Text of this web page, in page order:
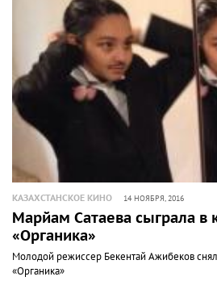
КАЗАХСТАНСКОЕ КИНО 14 НОЯБРЯ, 2016
Марйам Сатаева сыграла в
«Органика»
Молодой режиссер Бекентай Ажибеков
«Органика»